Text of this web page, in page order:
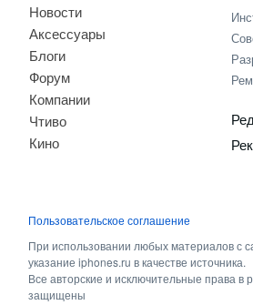
Новости
Аксессуары
Блоги
Форум
Компании
Чтиво
Кино
Пользовательское соглашение
При использовании любых материалов с
указание iphones.ru в качестве источника.
Все авторские и исключительные права в
защищены